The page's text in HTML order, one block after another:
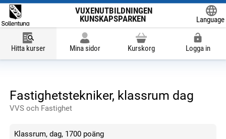
VUXENUTBILDNINGEN
KUNSKAPSPARKEN
Language
Hitta kurser Mina sidor Kurskorg Logga in
Fastighetstekniker, klassrum dag
VVS och Fastighet
Klassrum, dag, 1700 poäng